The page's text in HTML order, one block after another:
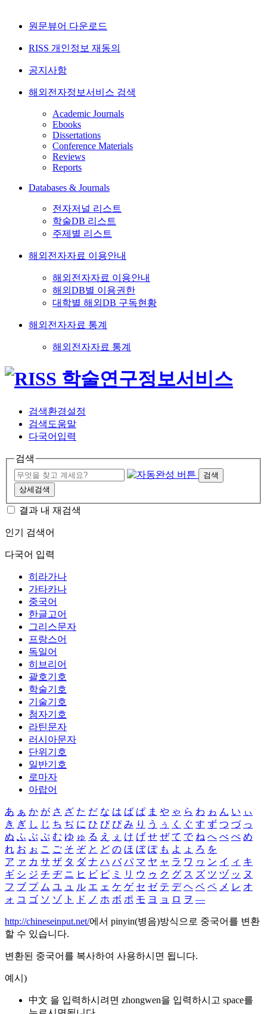
원문뷰어 다운로드
RISS 개인정보 재동의
공지사항
해외전자정보서비스 검색
Academic Journals
Ebooks
Dissertations
Conference Materials
Reviews
Reports
Databases & Journals
전자저널 리스트
학술DB 리스트
주제별 리스트
해외전자자료 이용안내
해외전자자료 이용안내
해외DB별 이용권한
대학별 해외DB 구독현황
해외전자자료 통계
해외전자자료 통계
검색환경설정
검색도움말
다국어입력
검색
검색
상세검색
결과 내 재검색
인기 검색어
다국어 입력
히라가나
가타카나
중국어
한글고어
그리스문자
프랑스어
독일어
히브리어
괄호기호
학술기호
기술기호
첨자기호
라틴문자
러시아문자
단위기호
일반기호
로마자
아랍어
あ ぁ か が さ ざ た だ な は ば ぱ ま や ゃ ら わ ゎ ん い ぃ
き ぎ し じ ち ぢ に ひ び ぴ み り う ぅ く ぐ す ず つ づ っ
ぬ ふ ぶ ぷ む ゆ ゅ る え ぇ け げ せ ぜ て で ね へ べ ぺ め
れ お ぉ こ ご そ ぞ と ど の ほ ぼ ぽ も よ ょ ろ を
ア ァ カ サ ザ タ ダ ナ ハ バ パ マ ヤ ャ ラ ワ ヮ ン イ ィ キ
ギ シ ジ チ ヂ ニ ヒ ビ ピ ミ リ ウ ゥ ク グ ス ズ ツ ヅ ッ ヌ
フ ブ プ ム ユ ュ ル エ ェ ケ ゲ セ ゼ テ デ ヘ ベ ペ メ レ オ
ォ コ ゴ ソ ゾ ト ド ノ ホ ボ ポ モ ヨ ョ ロ ヲ ―
http://chineseinput.net/에서 pinyin(병음)방식으로 중국어를 변환
할 수 있습니다.
변환된 중국어를 복사하여 사용하시면 됩니다.
예시)
中文 을 입력하시려면 zhongwen을 입력하시고 space를